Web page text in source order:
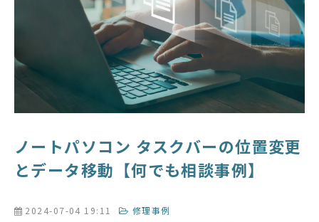
デジタルドックブログ
ノートパソコン タスクバーの位置変更
とデータ移動【何でも相談事例】
2024-07-04 19:11 修理事例